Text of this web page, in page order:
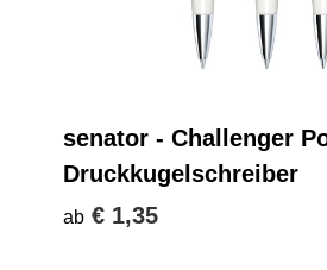
senator - Challenger
Druckkugelschreiber
ab € 1,35